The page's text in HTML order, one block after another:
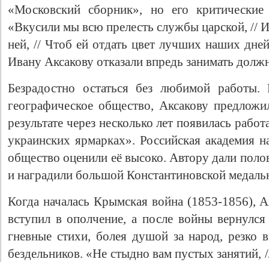
«Московский сборник», но его
«Вкусили мы всю прелесть службы царской, //
ней, // Чтоб ей отдать цвет лучших наших
Ивану Аксакову отказали впредь занимать
Безрадостно остаться без любимой
географическое общество, Аксакову
результате через несколько лет появилась
украинских ярмарках». Российская академия
общество оценили её высоко. Автору дали
и наградили большой Константиновской
Когда началась Крымская война (1853-1856),
вступил в ополчение, а после войны
гневные стихи, болея душой за народ, резко
бездельников. «Не стыдно вам пустых занятий,